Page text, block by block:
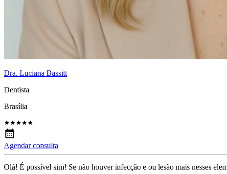
Dra. Luciana Bassitt
Dentista
Brasília
Agendar consulta
Olá! É possível sim! Se não houver infecção e ou lesão mais nesses